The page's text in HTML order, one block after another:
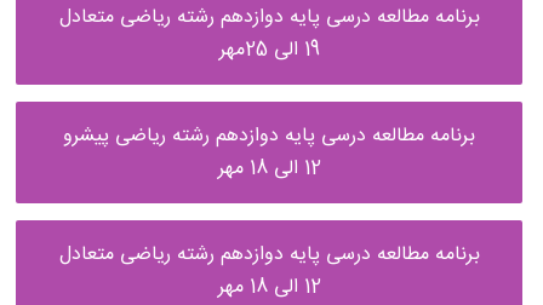
برنامه مطالعه درسی پایه دوازدهم رشته ریاضی متعادل
19 الی 25مهر
برنامه مطالعه درسی پایه دوازدهم رشته ریاضی پیشرو
12 الی 18 مهر
برنامه مطالعه درسی پایه دوازدهم رشته ریاضی متعادل
12 الی 18 مهر